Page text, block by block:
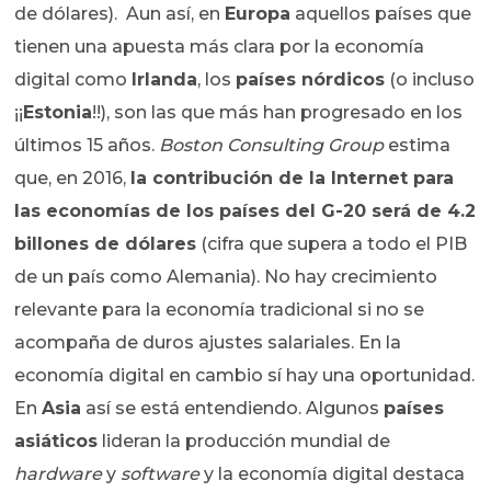
de dólares). Aun así, en Europa aquellos países que
tienen una apuesta más clara por la economía
digital como Irlanda, los países nórdicos (o incluso
¡¡Estonia!!), son las que más han progresado en los
últimos 15 años. Boston Consulting Groupestima
que, en 2016, la contribución de la Internet para
las economías de los países del G-20 será de 4.2
billones de dólares (cifra que supera a todo el PIB
de un país como Alemania). No hay crecimiento
relevante para la economía tradicional si no se
acompaña de duros ajustes salariales. En la
economía digital en cambio sí hay una oportunidad.
EnAsia así se está entendiendo. Algunos países
asiáticos lideran la producción mundial de
hardwarey softwarey la economía digital destaca